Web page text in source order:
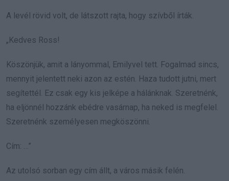
A levél rövid volt, de látszott rajta, hogy szívből írták.
„Kedves Ross!
Köszönjük, amit a lányommal, Emilyvel tett. Fogalmad sincs,
mennyit jelentett neki azon az estén. Haza tudott jutni, mert
segítettél. Ez csak egy kis jelképe a hálánknak. Szeretnénk,
ha eljönnél hozzánk ebédre vasárnap, ha neked is megfelel.
Szeretnénk személyesen megköszönni.
Cím: …”
Az utolsó sorban egy cím állt, a város másik felén.